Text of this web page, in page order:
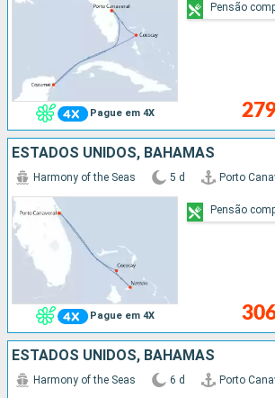
Pague em 4X
Pensão
ESTADOS UNIDOS, BAHAMAS
Pague em 4X
Harmony of the Seas 5 d Porto
Pensão
ESTADOS UNIDOS, BAHAMAS
Harmony of the Seas 6 d Porto